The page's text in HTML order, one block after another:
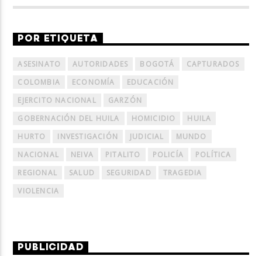
POR ETIQUETA
ASESINATO AUTORIDADES BOGOTÁ
CAPTURADOS
COLOMBIA
ECONOMÍA
EDUCACIÓN
EJERCITO NACIONAL
GARZÓN
GOBERNACIÓN DEL HUILA
HOMICIDIO
HUILA
HURTO
INVESTIGACIÓN JUDICIAL
MUNDO
NACIONAL
NEIVA PITALITO POLICÍA
POLÍTICA
REGIONAL
SALUD SEGURIDAD
TRAGEDIA
VIOLENCIA
PUBLICIDAD